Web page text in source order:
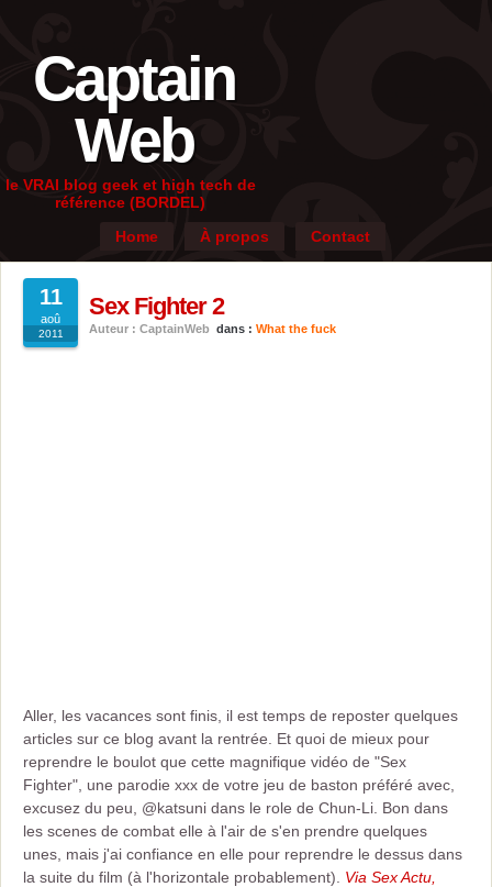
Captain
Web
le VRAI blog geek et high tech de
référence (BORDEL)
Home
À propos Contact
11
aoû
2011
Sex Fighter 2
Auteur : CaptainWeb dans : What the fuck
Aller, les vacances sont finis, il est temps de reposter quelques
articles sur ce blog avant la rentrée. Et quoi de mieux pour
reprendre le boulot que cette magnifique vidéo de "Sex
Fighter", une parodie xxx de votre jeu de baston préféré avec,
excusez du peu, @katsuni dans le role de Chun-Li. Bon dans
les scenes de combat elle à l'air de s'en prendre quelques
unes, mais j'ai confiance en elle pour reprendre le dessus dans
la suite du film (à l'horizontale probablement). Via Sex Actu,